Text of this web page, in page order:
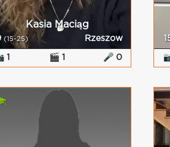
Kasia Maciąg
(15-25) Rzeszow
1 🎬 1 🎤 0